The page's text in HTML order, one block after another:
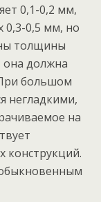
0,1-0,2 мм,
0,3-0,5 мм, но
толщины
она должна
большом
негладкими,
на
конструкций.